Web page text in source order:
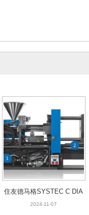
住友德马格SYSTEC C DIAM
OND混动注塑机
2024-11-07
住友德马格SYSTEC C DIA
MOND混动注塑机
2024-11-07